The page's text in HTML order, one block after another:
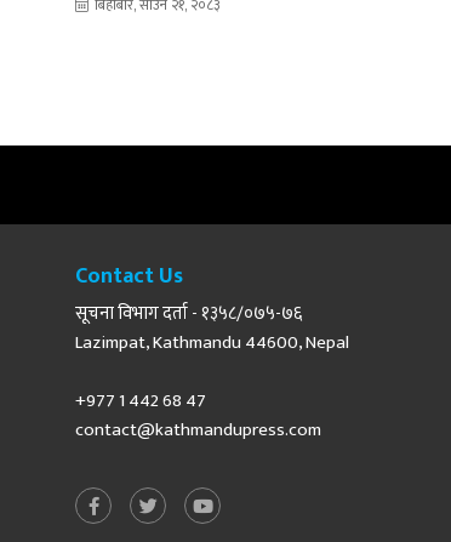
बिहीबार, साउन २१, २०८३
Contact Us
सूचना विभाग दर्ता - १३५८/०७५-७६
Lazimpat, Kathmandu 44600, Nepal
+977 1 442 68 47
contact@kathmandupress.com